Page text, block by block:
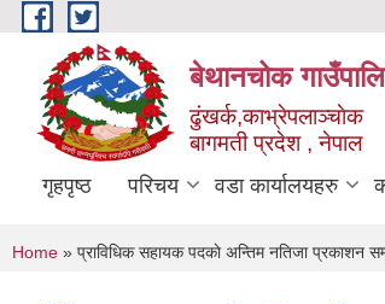
Skip to main content
बेथानचोक
ढुंखर्क,काभ्रेपलाञ्चाेक
बागमती प्रदेश , नेपाल
गृहपृष्ठ परिचय वडा कार्यालयहरु
You are here
Home » प्राविधिक सहायक पदकाे अन्तिम नतिजा प्रकाशन